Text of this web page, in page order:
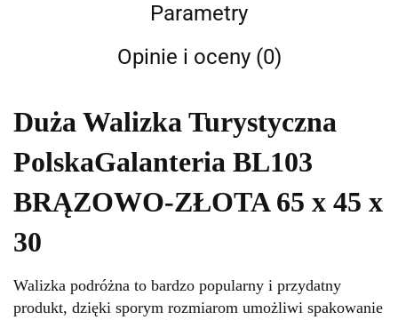
Parametry
Opinie i oceny (0)
Duża Walizka Turystyczna
PolskaGalanteria BL103
BRĄZOWO-ZŁOTA 65 x 45 x
30
Walizka podróżna to bardzo popularny i przydatny
produkt, dzięki sporym rozmiarom umożliwi spakowanie